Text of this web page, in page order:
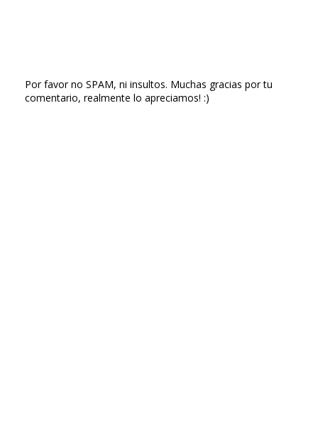
Por favor no SPAM, ni insultos. Muchas gracias por tu
comentario, realmente lo apreciamos! :)